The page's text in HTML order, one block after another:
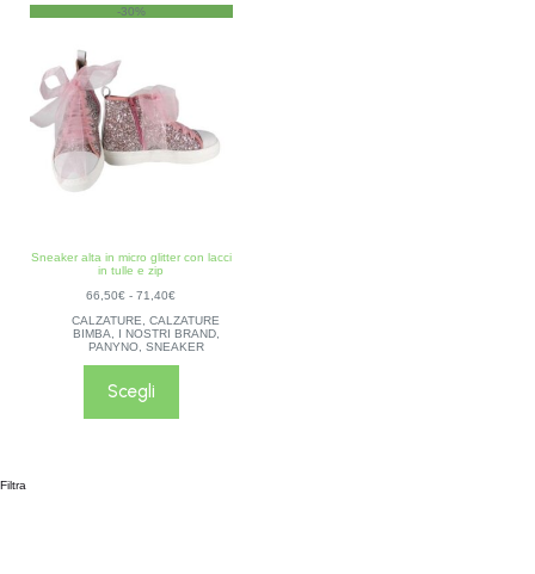
-30%
Sneaker alta in micro glitter con lacci
in tulle e zip
66,50€ - 71,40€
CALZATURE
,CALZATURE
BIMBA
I NOSTRI BRAND,
PANYNO, SNEAKER
Scegli
Filtra